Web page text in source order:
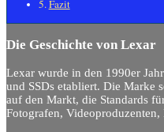
Fazit
Die Geschichte von Lexar
Lexar wurde in den 1990er
und SSDs etabliert. Die Marke
auf den Markt, die Standards
Fotografen,